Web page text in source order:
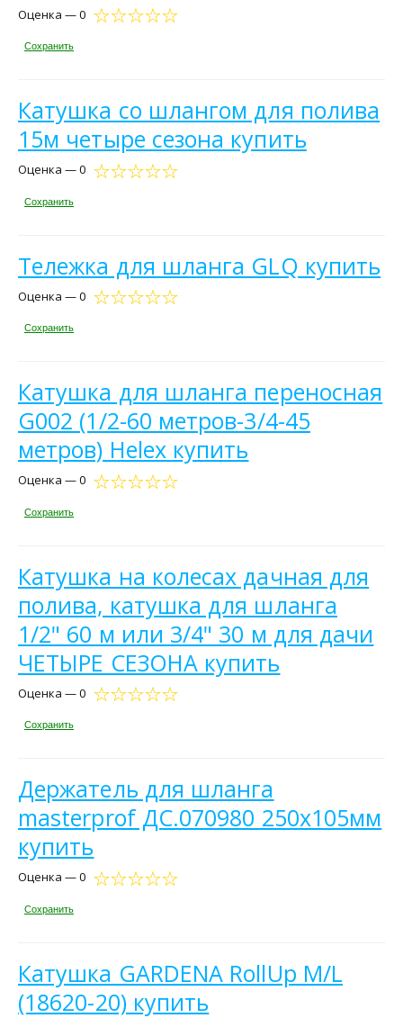
Оценка — 0
Сохранить
Катушка со шлангом для полива
15м четыре сезона купить
Оценка — 0
Сохранить
Тележка для шланга GLQ купить
Оценка — 0
Сохранить
Катушка для шланга переносная
G002 (1/2-60 метров-3/4-45
метров) Helex купить
Оценка — 0
Сохранить
Катушка на колесах дачная для
полива, катушка для шланга
1/2" 60 м или 3/4" 30 м для дачи
ЧЕТЫРЕ СЕЗОНА купить
Оценка — 0
Сохранить
Держатель для шланга
masterprof ДС.070980 250х105мм
купить
Оценка — 0
Сохранить
Катушка GARDENA RollUp M/L
(18620-20) купить